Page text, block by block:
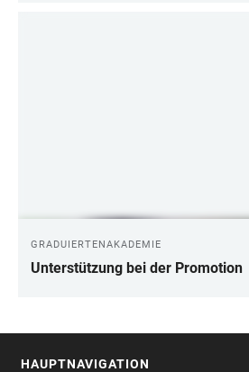
GRADUIERTENAKADEMIE
Unterstützung bei der Promotion
HAUPTNAVIGATION